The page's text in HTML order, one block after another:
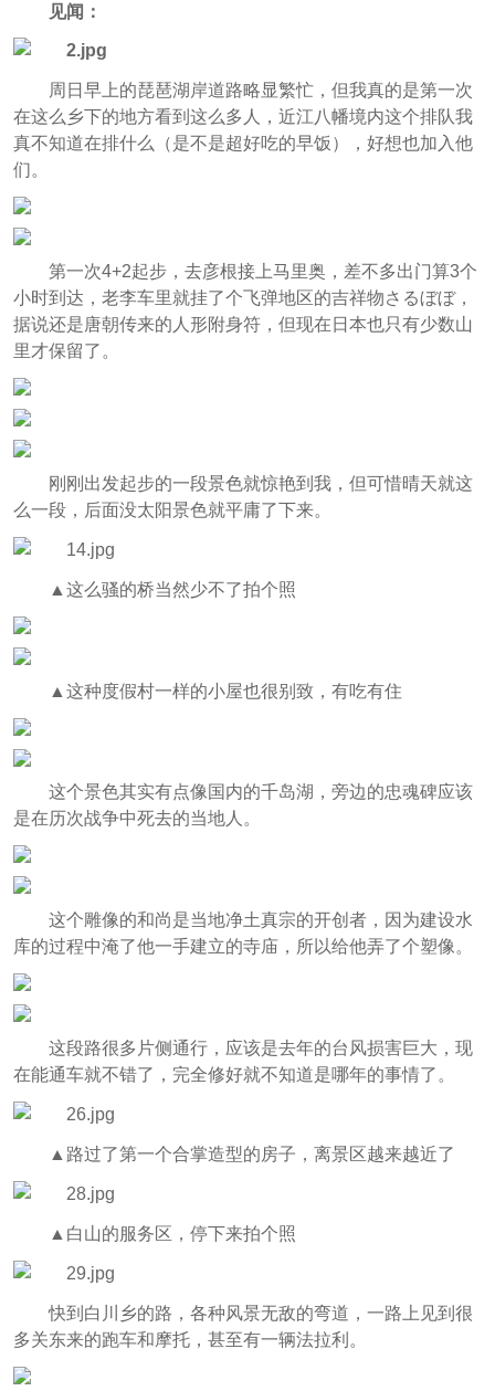
见闻：
周日早上的琵琶湖岸道路略显繁忙，但我真的是第一次
在这么乡下的地方看到这么多人，近江八幡境内这个排队我
真不知道在排什么（是不是超好吃的早饭），好想也加入他
们。
第一次4+2起步，去彦根接上马里奥，差不多出门算3个
小时到达，老李车里就挂了个飞弹地区的吉祥物さるぼぼ，
据说还是唐朝传来的人形附身符，但现在日本也只有少数山
里才保留了。
刚刚出发起步的一段景色就惊艳到我，但可惜晴天就这
么一段，后面没太阳景色就平庸了下来。
▲这么骚的桥当然少不了拍个照
▲这种度假村一样的小屋也很别致，有吃有住
这个景色其实有点像国内的千岛湖，旁边的忠魂碑应该
是在历次战争中死去的当地人。
这个雕像的和尚是当地净土真宗的开创者，因为建设水
库的过程中淹了他一手建立的寺庙，所以给他弄了个塑像。
这段路很多片侧通行，应该是去年的台风损害巨大，现
在能通车就不错了，完全修好就不知道是哪年的事情了。
▲路过了第一个合掌造型的房子，离景区越来越近了
▲白山的服务区，停下来拍个照
快到白川乡的路，各种风景无敌的弯道，一路上见到很
多关东来的跑车和摩托，甚至有一辆法拉利。